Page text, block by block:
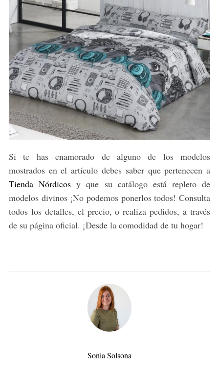
Si te has enamorado de alguno de los modelos
mostrados en el artículo debes saber que pertenecen a
Tienda Nórdicos y que su catálogo está repleto de
modelos divinos ¡No podemos ponerlos todos! Consulta
todos los detalles, el precio, o realiza pedidos, a través
de su página oficial. ¡Desde la comodidad de tu hogar!
Sonia Solsona